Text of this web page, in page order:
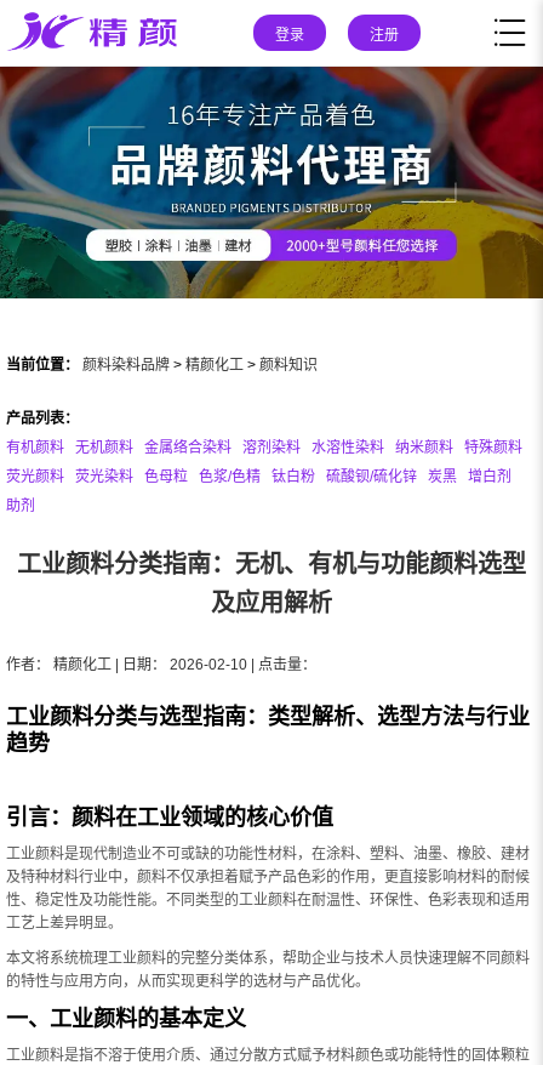
登录 注册
当前位置： 颜料染料品牌 > 精颜化工 > 颜料知识
产品列表：
有机颜料
无机颜料 金属络合染料 溶剂染料 水溶性染料 纳米颜料
特殊颜料
荧光颜料
荧光染料 色母粒 色浆/色精 钛白粉 硫酸钡/硫化锌 炭黑
增白剂
助剂
工业颜料分类指南：无机、有机与功能颜料选型
及应用解析
作者： 精颜化工 | 日期： 2026-02-10 | 点击量：
工业颜料分类与选型指南：类型解析、选型方法与行业
趋势
引言：颜料在工业领域的核心价值
工业颜料是现代制造业不可或缺的功能性材料，在涂料、塑料、油墨、橡胶、建材
及特种材料行业中，颜料不仅承担着赋予产品色彩的作用，更直接影响材料的耐候
性、稳定性及功能性能。不同类型的工业颜料在耐温性、环保性、色彩表现和适用
工艺上差异明显。
本文将系统梳理工业颜料的完整分类体系，帮助企业与技术人员快速理解不同颜料
的特性与应用方向，从而实现更科学的选材与产品优化。
一、工业颜料的基本定义
工业颜料是指不溶于使用介质、通过分散方式赋予材料颜色或功能特性的固体颗粒